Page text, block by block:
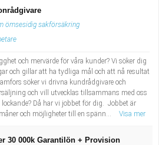
ömsesidig sakförsäkring
och mervärde för våra kunder? Vi söker dig
och gillar att ha tydliga mål och att nå resultat
söker vi drivna kundrådgivare och
och vill utvecklas tillsammans med oss
Då har vi jobbet för dig. Jobbet är
och möjligheter till en spänn...
Visa mer
30 000k Garantilön + Provision